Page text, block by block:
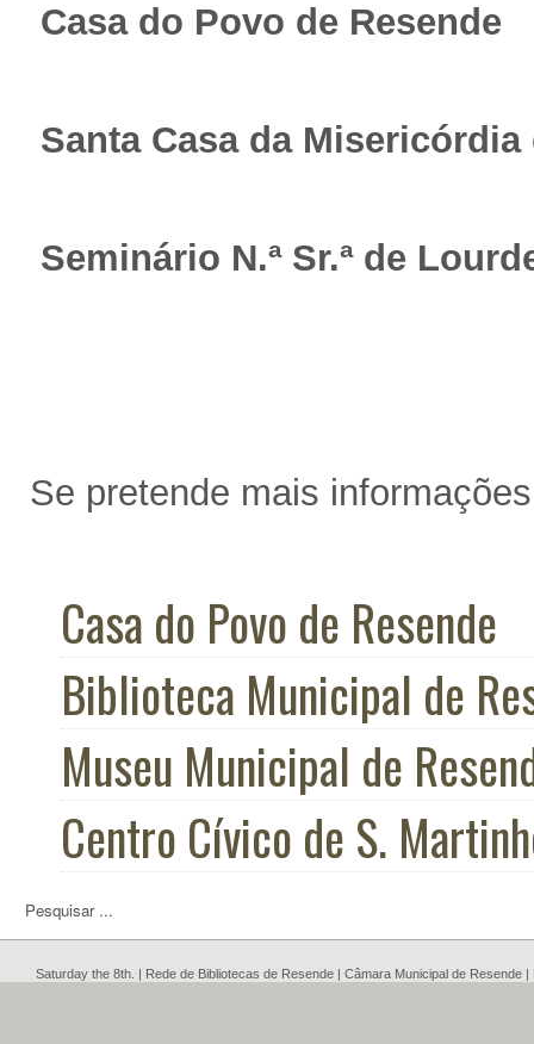
Casa do Povo de Resende
Santa Casa da Misericórdia
Seminário N.ª Sr.ª de
Se pretende mais
Casa do Povo de Resende
Biblioteca Municipal de
Museu Municipal de
Centro Cívico de S.
Saturday the 8th. | Rede de Bibliotecas de Resende | Câmara Municipal de